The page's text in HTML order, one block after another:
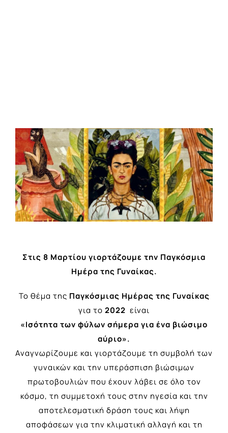
View
Larger
Image
Στις 8 Μαρτίου γιορτάζουμε την Παγκόσμια
Ημέρα της Γυναίκας.
Το θέμα της Παγκόσμιας Ημέρας της Γυναίκας
για το 2022 είναι
«Ισότητα των φύλων σήμερα για ένα βιώσιμο
αύριο».
Αναγνωρίζουμε και γιορτάζουμε τη συμβολή των
γυναικών και την υπεράσπιση βιώσιμων
πρωτοβουλιών που έχουν λάβει σε όλο τον
κόσμο, τη συμμετοχή τους στην ηγεσία και την
αποτελεσματική δράση τους και λήψη
αποφάσεων για την κλιματική αλλαγή και τη